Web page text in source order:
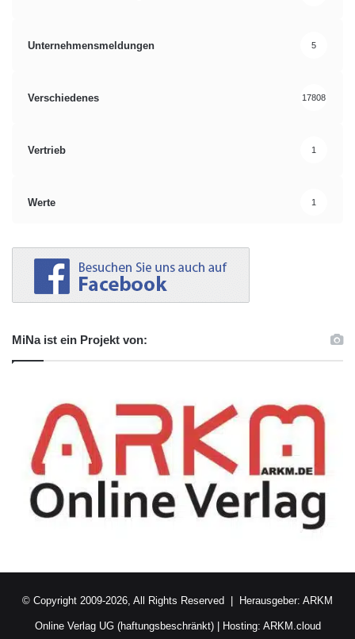
Unternehmensmeldungen 5
Verschiedenes 17808
Vertrieb 1
Werte 1
MiNa ist ein Projekt von:
© Copyright 2009-2026, All Rights Reserved | Herausgeber: ARKM
Online Verlag UG (haftungsbeschränkt)| Hosting: ARKM.cloud